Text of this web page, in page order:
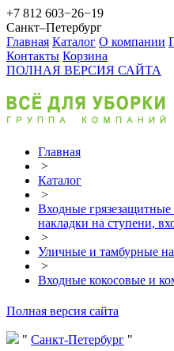
+7 812 603−26−19
Санкт–Петербург
Главная Каталог О компании
Контакты Корзина
ПОЛНАЯ ВЕРСИЯ САЙТА
Главная
>
Каталог
>
Входные
накладки на ступени,
>
Уличные и тамбурные
>
Входные кокосовые и
Полная версия сайта
Санкт-Петербург